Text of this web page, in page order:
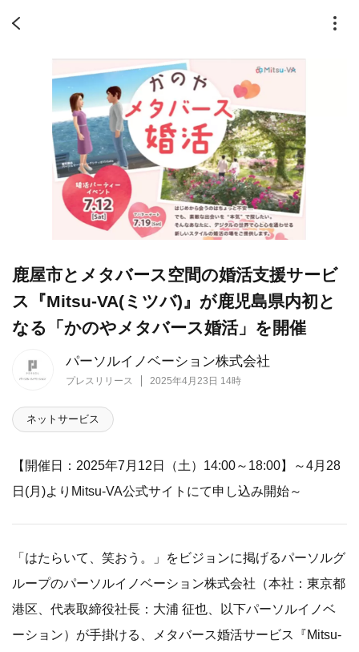
パーソルイノベーション株式会社
プレスリリース 2025年4月23日 14時
鹿屋市とメタバース空間の婚活支援サービ
ス『Mitsu-VA(ミツバ)』が鹿児島県内初と
なる「かのやメタバース婚活」を開催
ネットサービス
【開催日：2025年7月12日（土）14:00～18:00】～4月28
日(月)よりMitsu-VA公式サイトにて申し込み開始～
「はたらいて、笑おう。」をビジョンに掲げるパーソルグ
ループのパーソルイノベーション株式会社（本社：東京都
港区、代表取締役社長：大浦 征也、以下パーソルイノベ
ーション）が手掛ける、メタバース婚活サービス『Mitsu-